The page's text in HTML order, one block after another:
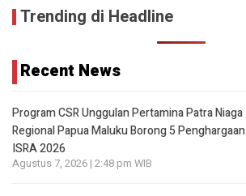
Trending di Headline
Recent News
Program CSR Unggulan Pertamina Patra Niaga
Regional Papua Maluku Borong 5 Penghargaan
ISRA 2026
Agustus 7, 2026 | 2:48 pm WIB